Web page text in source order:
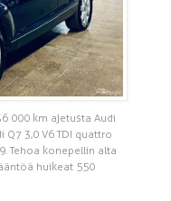
000 km ajetusta Audi
Q7 3,0 V6 TDI quattro
Tehoa konepellin alta
huikeat 550